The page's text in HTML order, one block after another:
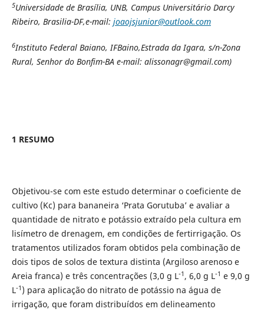
5Universidade de Brasília, UNB, Campus Universitário Darcy
Ribeiro, Brasilia-DF,e-mail: joaojsjunior@outlook.com
6Instituto Federal Baiano, IFBaino,Estrada da Igara, s/n-Zona
Rural, Senhor do Bonfim-BA e-mail: alissonagr@gmail.com)
1 RESUMO
Objetivou-se com este estudo determinar o coeficiente de
cultivo (Kc) para bananeira ‘Prata Gorutuba’ e avaliar a
quantidade de nitrato e potássio extraído pela cultura em
lisímetro de drenagem, em condições de fertirrigação. Os
tratamentos utilizados foram obtidos pela combinação de
dois tipos de solos de textura distinta (Argiloso arenoso e
Areia franca) e três concentrações (3,0 g L-1 , 6,0 g L-1 e 9,0 g
L-1 ) para aplicação do nitrato de potássio na água de
irrigação, que foram distribuídos em delineamento